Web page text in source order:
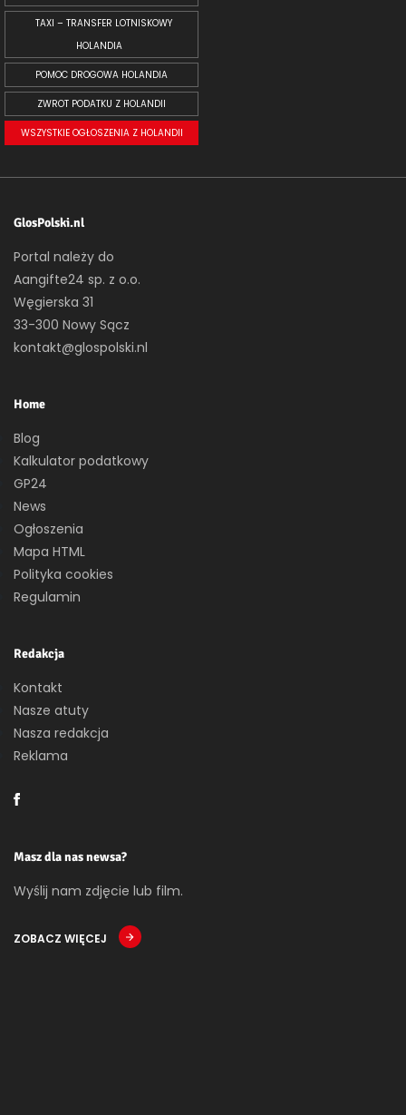
TAXI – TRANSFER LOTNISKOWY
HOLANDIA
POMOC DROGOWA HOLANDIA
ZWROT PODATKU Z HOLANDII
WSZYSTKIE OGŁOSZENIA Z HOLANDII
GlosPolski.nl
Portal należy do
Aangifte24 sp. z o.o.
Węgierska 31
33-300 Nowy Sącz
kontakt@glospolski.nl
Home
Blog
Kalkulator podatkowy
GP24
News
Ogłoszenia
Mapa HTML
Polityka cookies
Regulamin
Redakcja
Kontakt
Nasze atuty
Nasza redakcja
Reklama
Masz dla nas newsa?
Wyślij nam zdjęcie lub film.
ZOBACZ WIĘCEJ